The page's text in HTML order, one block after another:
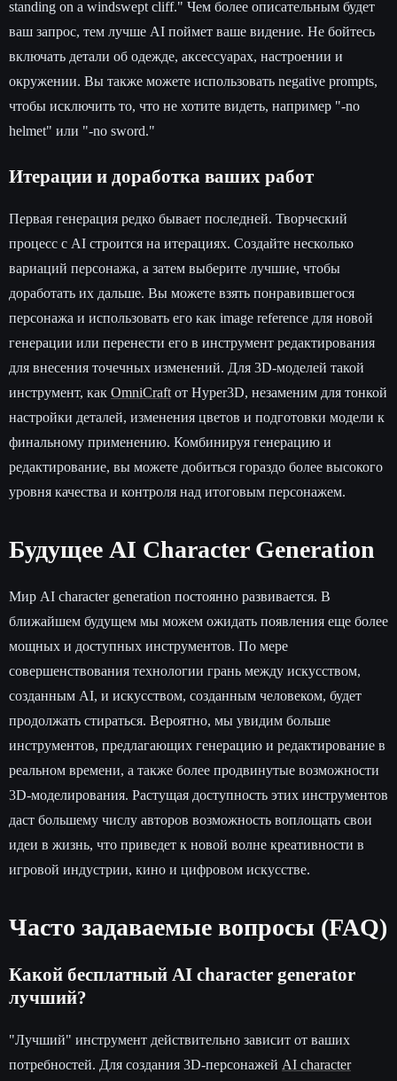
standing on a windswept cliff." Чем более описательным будет
ваш запрос, тем лучше AI поймет ваше видение. Не бойтесь
включать детали об одежде, аксессуарах, настроении и
окружении. Вы также можете использовать negative prompts,
чтобы исключить то, что не хотите видеть, например "-no
helmet" или "-no sword."
Итерации и доработка ваших работ
Первая генерация редко бывает последней. Творческий
процесс с AI строится на итерациях. Создайте несколько
вариаций персонажа, а затем выберите лучшие, чтобы
доработать их дальше. Вы можете взять понравившегося
персонажа и использовать его как image reference для новой
генерации или перенести его в инструмент редактирования
для внесения точечных изменений. Для 3D-моделей такой
инструмент, как OmniCraft от Hyper3D, незаменим для тонкой
настройки деталей, изменения цветов и подготовки модели к
финальному применению. Комбинируя генерацию и
редактирование, вы можете добиться гораздо более высокого
уровня качества и контроля над итоговым персонажем.
Будущее AI Character Generation
Мир AI character generation постоянно развивается. В
ближайшем будущем мы можем ожидать появления еще более
мощных и доступных инструментов. По мере
совершенствования технологии грань между искусством,
созданным AI, и искусством, созданным человеком, будет
продолжать стираться. Вероятно, мы увидим больше
инструментов, предлагающих генерацию и редактирование в
реальном времени, а также более продвинутые возможности
3D-моделирования. Растущая доступность этих инструментов
даст большему числу авторов возможность воплощать свои
идеи в жизнь, что приведет к новой волне креативности в
игровой индустрии, кино и цифровом искусстве.
Часто задаваемые вопросы (FAQ)
Какой бесплатный AI character generator
лучший?
"Лучший" инструмент действительно зависит от ваших
потребностей. Для создания 3D-персонажей AI character